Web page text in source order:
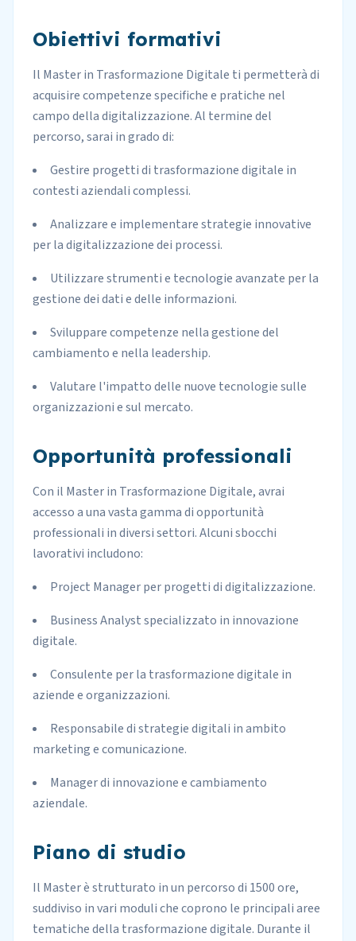
Obiettivi formativi
Il Master in Trasformazione Digitale ti permetterà di
acquisire competenze specifiche e pratiche nel
campo della digitalizzazione. Al termine del
percorso, sarai in grado di:
Gestire progetti di trasformazione digitale in
contesti aziendali complessi.
Analizzare e implementare strategie innovative
per la digitalizzazione dei processi.
Utilizzare strumenti e tecnologie avanzate per la
gestione dei dati e delle informazioni.
Sviluppare competenze nella gestione del
cambiamento e nella leadership.
Valutare l'impatto delle nuove tecnologie sulle
organizzazioni e sul mercato.
Opportunità professionali
Con il Master in Trasformazione Digitale, avrai
accesso a una vasta gamma di opportunità
professionali in diversi settori. Alcuni sbocchi
lavorativi includono:
Project Manager per progetti di digitalizzazione.
Business Analyst specializzato in innovazione
digitale.
Consulente per la trasformazione digitale in
aziende e organizzazioni.
Responsabile di strategie digitali in ambito
marketing e comunicazione.
Manager di innovazione e cambiamento
aziendale.
Piano di studio
Il Master è strutturato in un percorso di 1500 ore,
suddiviso in vari moduli che coprono le principali aree
tematiche della trasformazione digitale. Durante il